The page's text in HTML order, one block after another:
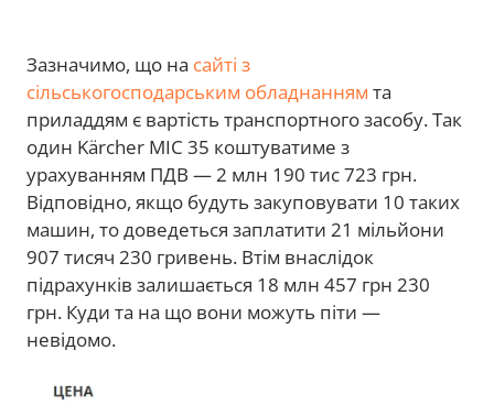
Зазначимо, що на сайті з
сільськогосподарським обладнанням та
приладдям є вартість транспортного засобу. Так
один Kärcher MIC 35 коштуватиме з
урахуванням ПДВ — 2 млн 190 тис 723 грн.
Відповідно, якщо будуть закуповувати 10 таких
машин, то доведеться заплатити 21 мільйони
907 тисяч 230 гривень. Втім внаслідок
підрахунків залишається 18 млн 457 грн 230
грн. Куди та на що вони можуть піти —
невідомо.